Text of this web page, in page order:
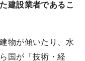
建設業者であるこ
物が傾いたり、水
国が「技術・経